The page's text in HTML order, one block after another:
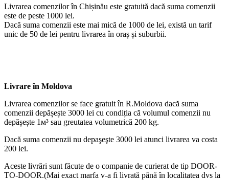
Livrarea comenzilor în Chișinău este gratuită dacă suma comenzii
este de peste 1000 lei.
Dacă suma comenzii este mai mică de 1000 de lei, există un tarif
unic de 50 de lei pentru livrarea în oraș și suburbii.
Livrare în Moldova
Livrarea comenzilor se face gratuit în R.Moldova dacă suma
comenzii depășește 3000 lei cu condiția că volumul comenzii nu
depășește 1м³ sau greutatea volumetrică 200 kg.
Dacă suma comenzii nu depaşeşte 3000 lei atunci livrarea va costa
200 lei.
Aceste livrări sunt făcute de o companie de curierat de tip DOOR-
TO-DOOR.(Mai exact marfa v-a fi livrată până în localitatea dvs la